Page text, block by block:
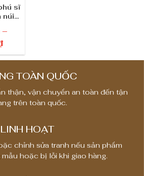
sĩ
núi
–
K
h
ả
n
g
:
TOÀN QUỐC
thận, vận chuyển an toàn đến tận
trên toàn quốc.
HOẠT
chỉnh sửa tranh nếu sản phẩm
hoặc bị lỗi khi giao hàng.